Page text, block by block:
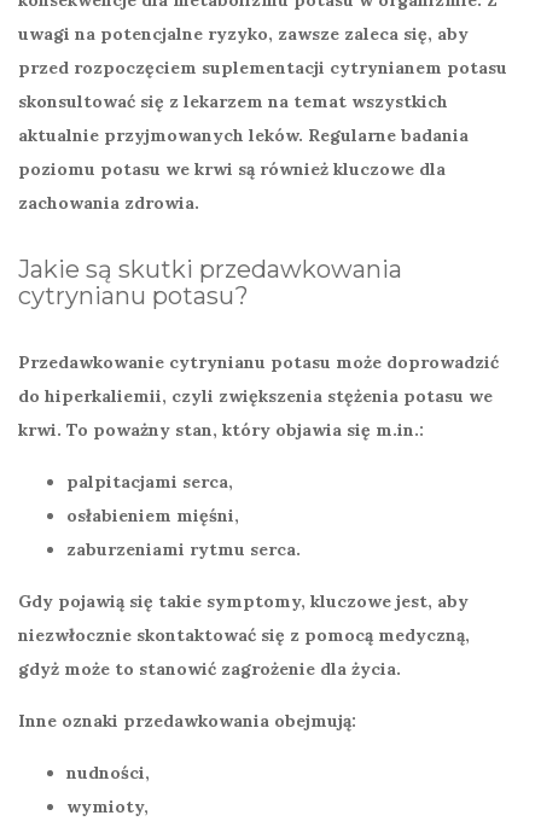
uwagi na potencjalne ryzyko, zawsze zaleca się, aby
przed rozpoczęciem suplementacji cytrynianem potasu
skonsultować się z lekarzem na temat wszystkich
aktualnie przyjmowanych leków. Regularne badania
poziomu potasu we krwi są również kluczowe dla
zachowania zdrowia.
Jakie są skutki przedawkowania
cytrynianu potasu?
Przedawkowanie cytrynianu potasu może doprowadzić
do hiperkaliemii, czyli zwiększenia stężenia potasu we
krwi. To poważny stan, który objawia się m.in.:
palpitacjami serca,
osłabieniem mięśni,
zaburzeniami rytmu serca.
Gdy pojawią się takie symptomy, kluczowe jest, aby
niezwłocznie skontaktować się z pomocą medyczną,
gdyż może to stanowić zagrożenie dla życia.
Inne oznaki przedawkowania obejmują:
nudności,
wymioty,